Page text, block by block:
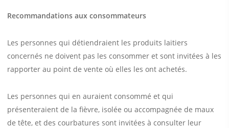
Recommandations aux consommateurs
Les personnes qui détiendraient les produits laitiers
concernés ne doivent pas les consommer et sont invitées à les
rapporter au point de vente où elles les ont achetés.
Les personnes qui en auraient consommé et qui
présenteraient de la fièvre, isolée ou accompagnée de maux
de tête, et des courbatures sont invitées à consulter leur